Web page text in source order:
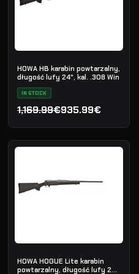
1,400.00€.
HOWA HB karabin powtarzalny,
długość lufy 24", kal. .308 Win
IN STOCK
1,169.99€
Pierwotna cena
935.99€
Aktualna cena wynosi:
HOWA HOGUE Lite karabin
powtarzalny, długość lufy 22",